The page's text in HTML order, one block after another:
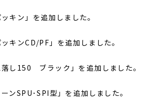
キン」を追加しました。
キンCD/PF」を追加しました。
し150 ブラック」を追加しました。
ンSPU･SPI型」を追加しました。